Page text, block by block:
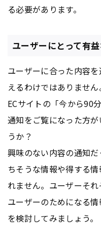
る必要があります。
ユーザーにとって有
ユーザーに合った内容
えるわけではありません
ECサイトの「今から90
通知をご覧になった方
うか？
興味のない内容の通知
ちそうな情報や得する
れません。ユーザーそれ
ユーザーのためになる
を検討してみましょう。